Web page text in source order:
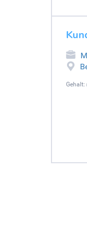
Gehalt: